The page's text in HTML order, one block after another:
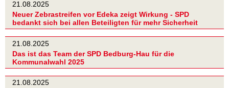
21.08.2025
Neuer Zebrastreifen vor Edeka zeigt Wirkung - SPD
bedankt sich bei allen Beteiligten für mehr Sicherheit
21.08.2025
Das ist das Team der SPD Bedburg-Hau für die
Kommunalwahl 2025
21.08.2025